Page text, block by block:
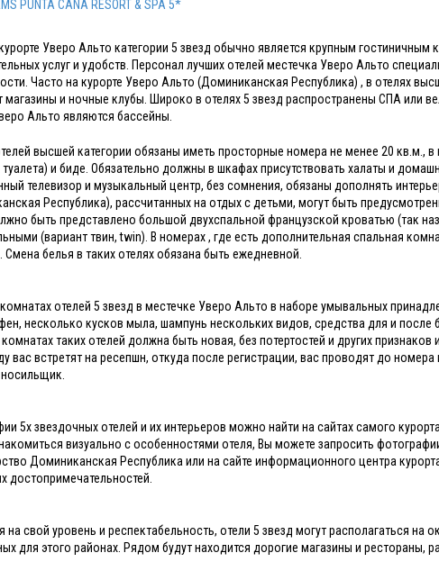
PUNTA CANA RESORT & SPA 5*
Уверо Альто категории 5 звезд обычно является крупным
услуг и удобств. Персонал лучших отелей местечка Уверо Альто
Часто на курорте Уверо Альто (Доминиканская Республика) , в отелях
магазины и ночные клубы. Широко в отелях 5 звезд распространены СПА или
Альто являются бассейны.
высшей категории обязаны иметь просторные номера не менее 20 кв.м.,
и биде. Обязательно должны в шкафах присутствовать халаты и
телевизор и музыкальный центр, без сомнения, обязаны дополнять
Республика), рассчитанных на отдых с детьми, могут быть
быть представлено большой двухспальной французской кроватью (так
(вариант твин, twin). В номерах , где есть дополнительная спальная
Смена белья в таких отелях обязана быть ежедневной.
отелей 5 звезд в местечке Уверо Альто в наборе умывальных
несколько кусков мыла, шампунь нескольких видов, средства для и после
таких отелей должна быть новая, без потертостей и других признаков
вас встретят на ресепшн, откуда после регистрации, вас проводят до
5х звездочных отелей и их интерьеров можно найти на сайтах самого
визуально с особенностями отеля, Вы можете запросить
Доминиканская Республика или на сайте информационного центра
достопримечательностей.
на свой уровень и респектабельность, отели 5 звезд могут располагаться на
для этого районах. Рядом будут находится дорогие магазины и рестораны,